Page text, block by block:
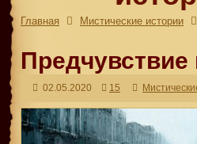
Главная Мистические истории
Предчувствие
02.05.2020 15